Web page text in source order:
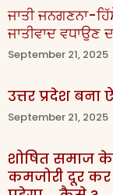
ਜਾਤੀ ਜਨਗਣਨਾ-
ਜਾਤੀਵਾਦ ਵਧਾਉਣ
September 21, 2025
उत्तर प्रदेश बना
September 21, 2025
शोषित समाज
कमजोरी दूर